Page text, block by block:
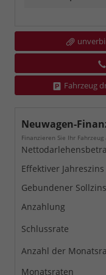
Fahrzeug
Neuwagen-
Finanzieren Sie Ihr
Effektiver Jahreszins
Gebundener
Anzahlung
Schlussrate
Anzahl der
Monatsraten